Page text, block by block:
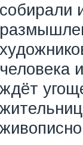
собирали
человека
ждёт